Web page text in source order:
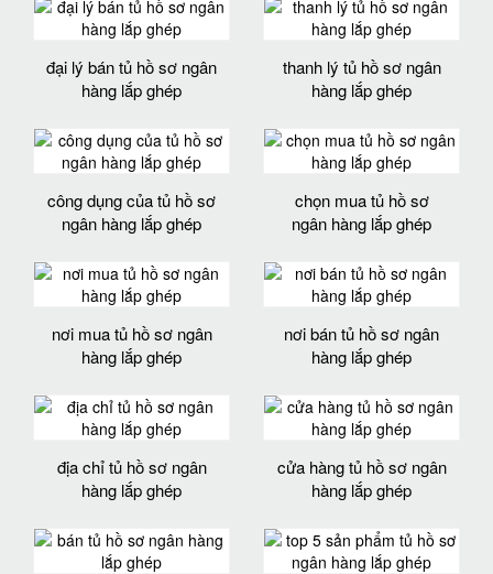
đại lý bán tủ hồ sơ ngân
hàng lắp ghép
thanh lý tủ hồ sơ ngân
hàng lắp ghép
công dụng của tủ hồ sơ
ngân hàng lắp ghép
chọn mua tủ hồ sơ
ngân hàng lắp ghép
nơi mua tủ hồ sơ ngân
hàng lắp ghép
nơi bán tủ hồ sơ ngân
hàng lắp ghép
địa chỉ tủ hồ sơ ngân
hàng lắp ghép
cửa hàng tủ hồ sơ ngân
hàng lắp ghép